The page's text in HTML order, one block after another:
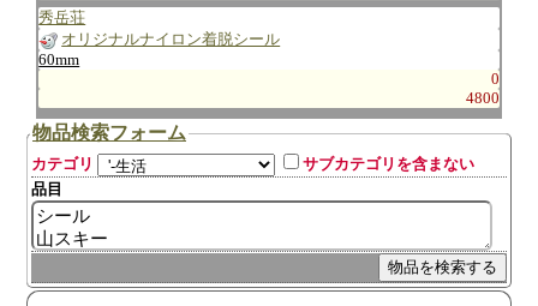
秀岳荘
オリジナルナイロン着脱シール
60mm
0
4800
物品検索フォーム
カテゴリ
サブカテゴリを含まない
品目